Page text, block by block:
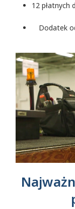
12 płatnych
Dodatek